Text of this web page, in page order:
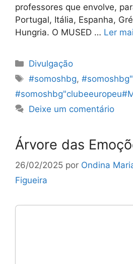
professores que envolve,
Portugal, Itália, Espanha,
Hungria. O MUSED … Ler
Categorias
Divulgação
Etiquetas
#somoshbg,
Deixe um comentário
Árvore das
26/02/2025 por Ondina
Figueira